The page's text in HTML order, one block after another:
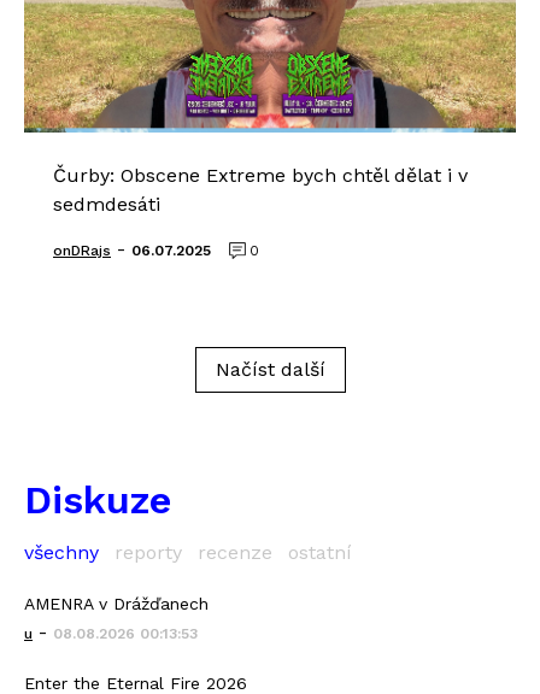
Čurby: Obscene Extreme bych chtěl dělat i v
sedmdesáti
onDRajs - 06.07.2025 0
Načíst další
Diskuze
všechny reporty recenze ostatní
AMENRA v Drážďanech
u - 08.08.2026 00:13:53
Enter the Eternal Fire 2026